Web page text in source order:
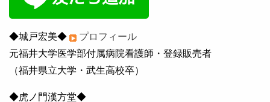
◆城戸宏美◆
プロフィール
元福井大学医学部付属病院看護師・登録販売者
（福井県立大学・武生高校卒）
◆虎ノ門漢方堂◆